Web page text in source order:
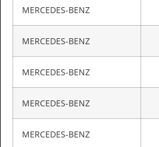
MERCEDES-BENZ
MERCEDES-BENZ
MERCEDES-BENZ
MERCEDES-BENZ
MERCEDES-BENZ